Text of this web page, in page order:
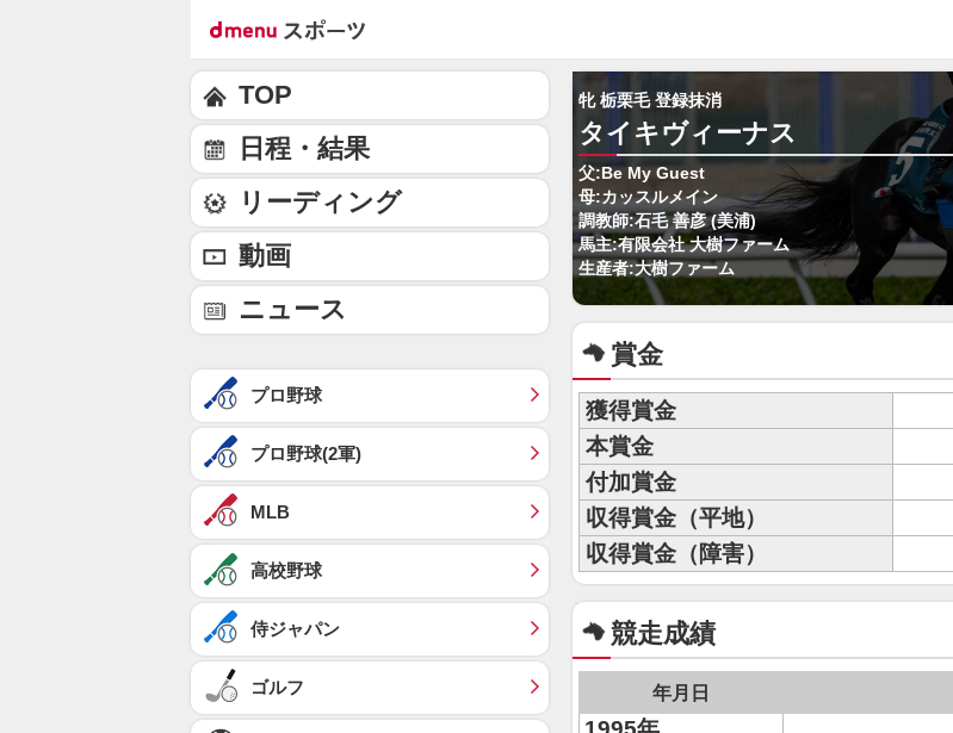
牝 栃栗毛 登録抹消
タイキヴィーナス
父:Be My Guest
母:カッスルメイン
調教師:石毛 善彦 (美浦)
馬主:有限会社 大樹ファーム
生産者:大樹ファーム
賞金
獲得賞金
本賞金
付加賞金
収得賞金（平地）
収得賞金（障害）
競走成績
年月日
TOP
日程・結果
リーディング
動画
ニュース
プロ野球
プロ野球(2軍)
MLB
高校野球
侍ジャパン
ゴルフ